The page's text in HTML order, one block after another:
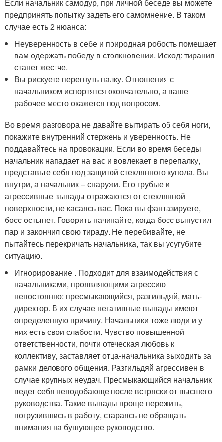
Если начальник самодур, при личной беседе вы можете
предпринять попытку задеть его самомнение. В таком
случае есть 2 нюанса:
Неуверенность в себе и природная робость помешает
вам одержать победу в столкновении. Исход: тирания
станет жестче.
Вы рискуете перегнуть палку. Отношения с
начальником испортятся окончательно, а ваше
рабочее место окажется под вопросом.
Во время разговора не давайте вытирать об себя ноги,
покажите внутренний стержень и уверенность. Не
поддавайтесь на провокации. Если во время беседы
начальник нападает на вас и вовлекает в перепалку,
представьте себя под защитой стеклянного купола. Вы
внутри, а начальник – снаружи. Его грубые и
агрессивные выпады отражаются от стеклянной
поверхности, не касаясь вас. Пока вы фантазируете,
босс остынет. Говорить начинайте, когда босс выпустил
пар и закончил свою тираду. Не перебивайте, не
пытайтесь перекричать начальника, так вы усугубите
ситуацию.
Игнорирование . Подходит для взаимодействия с
начальниками, проявляющими агрессию
непостоянно: пресмыкающийся, разгильдяй, мать-
директор. В их случае негативные выпады имеют
определенную причину. Начальники тоже люди и у
них есть свои слабости. Чувство повышенной
ответственности, почти отеческая любовь к
коллективу, заставляет отца-начальника выходить за
рамки делового общения. Разгильдяй агрессивен в
случае крупных неудач. Пресмыкающийся начальник
ведет себя неподобающе после встряски от высшего
руководства. Такие выпады проще пережить,
погрузившись в работу, стараясь не обращать
внимания на бушующее руководство.